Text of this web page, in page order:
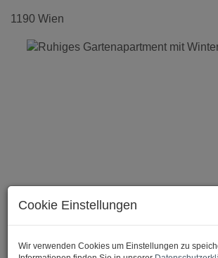
1190 Wien
Cookie Einstellungen
Wir verwenden Cookies um Einstellungen zu